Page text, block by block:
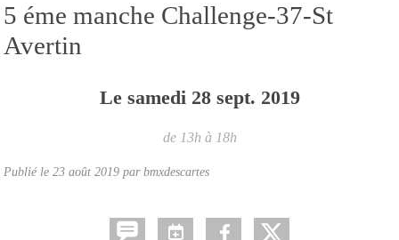
5 éme manche Challenge-37-St
Avertin
Le samedi 28 sept. 2019
de 13h à 18h
Publié le 23 août 2019 parbmxdescartes